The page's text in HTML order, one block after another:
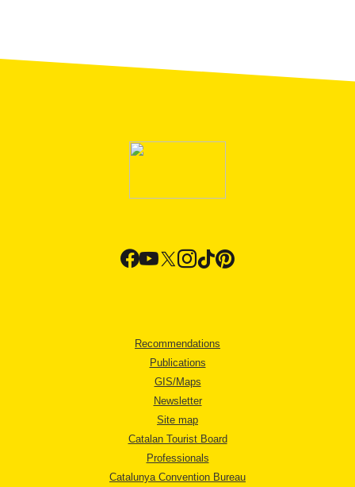
Recommendations
Publications
GIS/Maps
Newsletter
Site map
Catalan Tourist Board
Professionals
Catalunya Convention Bureau